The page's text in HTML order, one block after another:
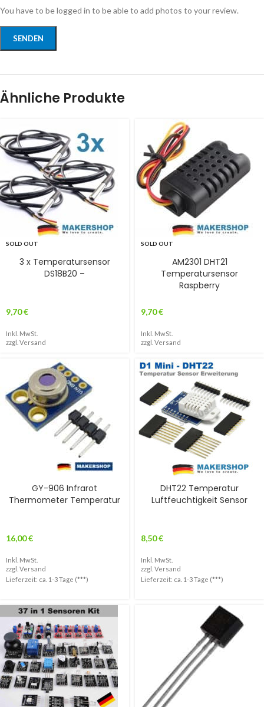
You have to be logged in to be able to add photos to your review.
Ähnliche Produkte
SOLD OUT
3 x Temperatursensor
DS18B20 –
9,70€
Inkl. MwSt.
zzgl. Versand
SOLD OUT
AM2301 DHT21
Temperatursensor
Raspberry
9,70€
Inkl. MwSt.
zzgl. Versand
GY-906 Infrarot
Thermometer Temperatur
16,00€
Inkl. MwSt.
zzgl. Versand
Lieferzeit: ca. 1-3 Tage (***)
DHT22 Temperatur
Luftfeuchtigkeit Sensor
8,50€
Inkl. MwSt.
zzgl. Versand
Lieferzeit: ca. 1-3 Tage (***)